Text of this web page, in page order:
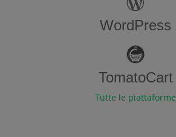
WordPress
TomatoCart
Tutte le piattaforme